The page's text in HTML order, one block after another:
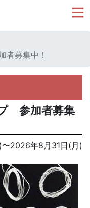
者募集中！
参加者募集
〜2026年8月31日(月)